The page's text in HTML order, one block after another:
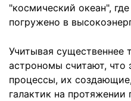
"космический океан",
погружено в
Учитывая существеннее
астрономы считают, что
процессы, их
галактик на протяжении